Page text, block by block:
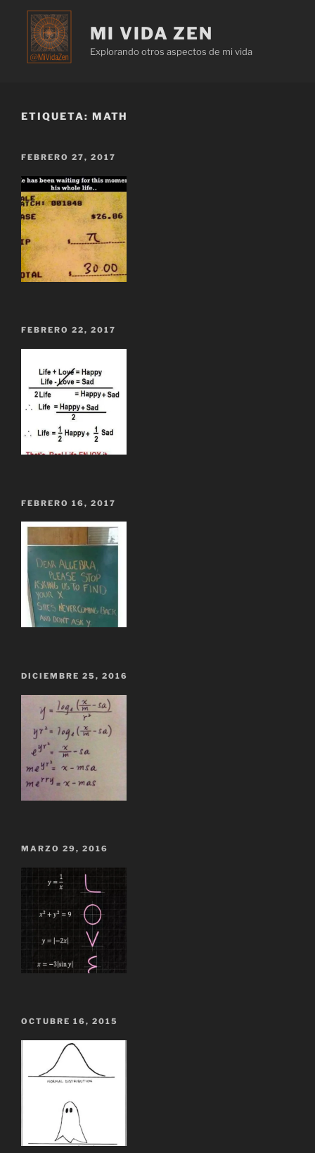
MI VIDA ZEN
Explorando otros aspectos de mi vida
ETIQUETA: MATH
FEBRERO 27, 2017
FEBRERO 22, 2017
FEBRERO 16, 2017
DICIEMBRE 25, 2016
MARZO 29, 2016
OCTUBRE 16, 2015